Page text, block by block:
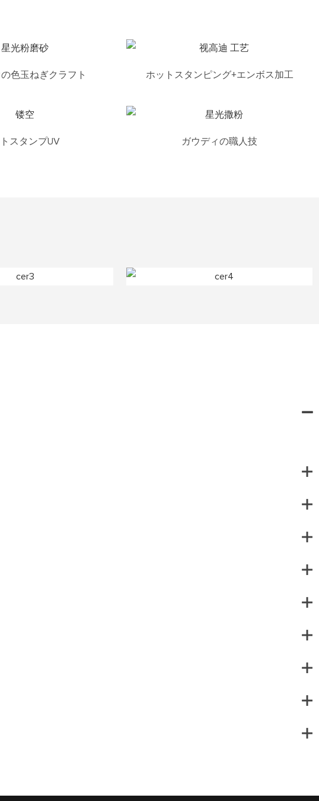
色玉ねぎクラフト ホットスタンピング+エンボス加工
スタンプUV ガウディの職人技